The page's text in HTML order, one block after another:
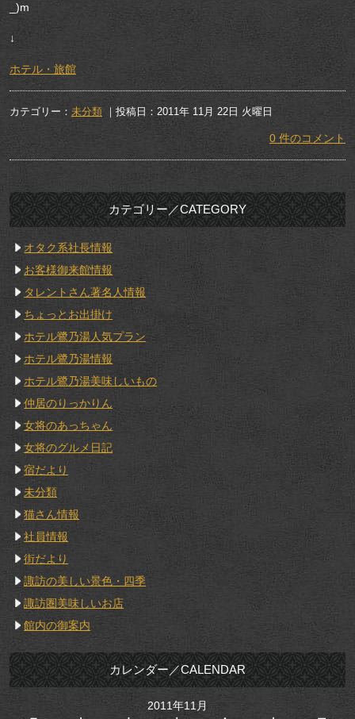
_)m
↓
ホテル・旅館
カテゴリー： 未分類 ｜投稿日：2011年 11月 22日 火曜日
0 件のコメント
カテゴリー／CATEGORY
オタク系社長情報
お客様御来館情報
タレントさん著名人情報
ちょっとお出掛け
ホテル鷺乃湯人気プラン
ホテル鷺乃湯情報
ホテル鷺乃湯美味しいもの
仲居のりっかりん
女将のあっちゃん
女将のグルメ日記
宿だより
未分類
猫さん情報
社員情報
街だより
諏訪の美しい景色・四季
諏訪圏美味しいお店
館内の御案内
カレンダー／CALENDAR
2011年11月